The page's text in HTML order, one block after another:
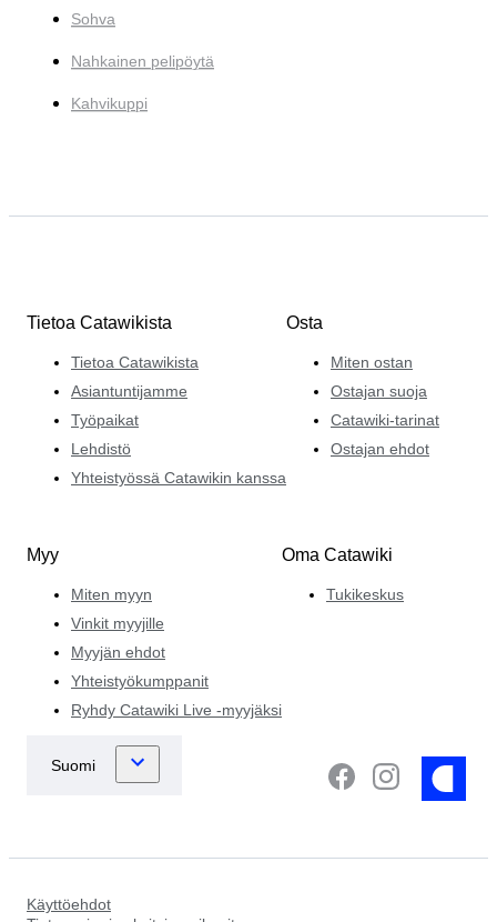
Sohva
Nahkainen pelipöytä
Kahvikuppi
Tietoa Catawikista
Tietoa Catawikista
Asiantuntijamme
Työpaikat
Lehdistö
Yhteistyössä Catawikin kanssa
Osta
Miten ostan
Ostajan suoja
Catawiki-tarinat
Ostajan ehdot
Myy
Miten myyn
Vinkit myyjille
Myyjän ehdot
Yhteistyökumppanit
Ryhdy Catawiki Live -myyjäksi
Oma Catawiki
Tukikeskus
Käyttöehdot